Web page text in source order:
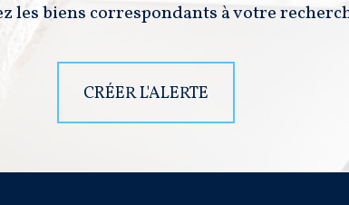
les biens correspondants à votre
CRÉER L'ALERTE